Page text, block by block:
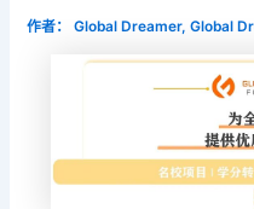
作者： Global Dreamer, Global